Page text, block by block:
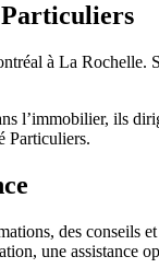
Particuliers
à La
l’immobilier, ils
Particuliers.
des conseils
une assistance